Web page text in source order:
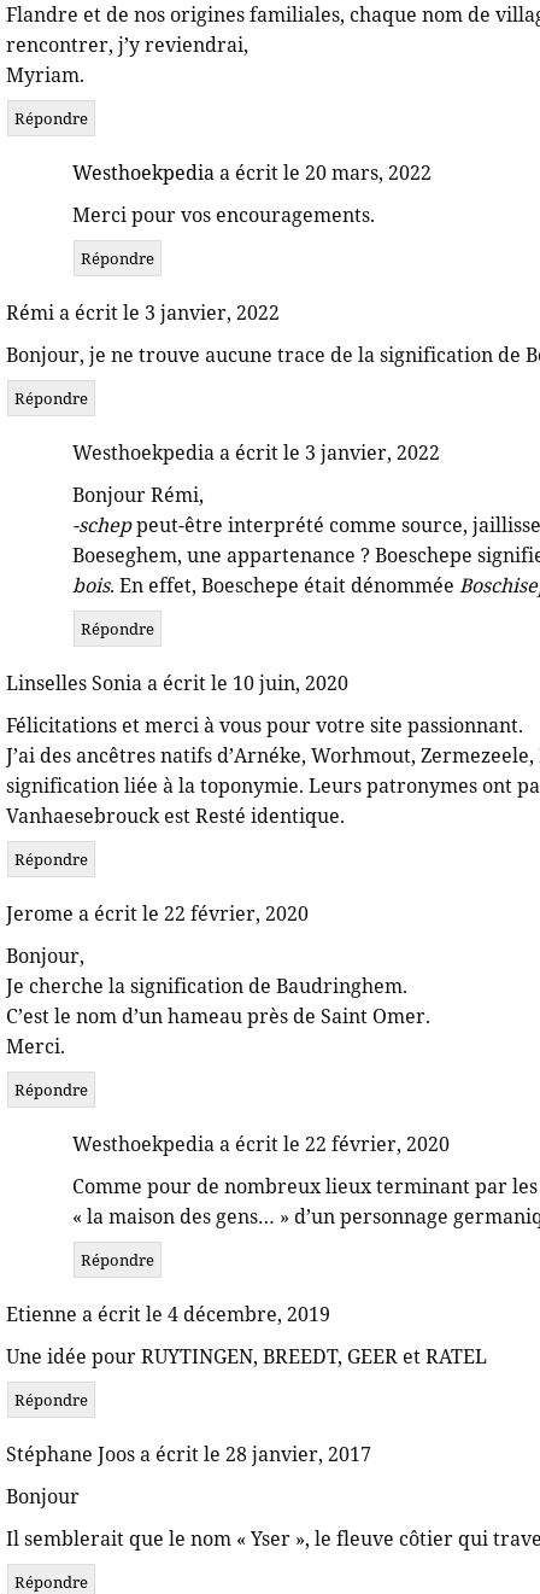
Flandre et de nos origines familiales, chaque nom de
rencontrer, j’y reviendrai,
Myriam.
Répondre
Westhoekpediaa écrit le 20 mars, 2022
Merci pour vos encouragements.
Répondre
Rémi a écrit le 3 janvier, 2022
Bonjour, je ne trouve aucune trace de la signification de
Répondre
Westhoekpedia a écrit le 3 janvier, 2022
Bonjour Rémi,
-scheppeut-être interprété comme source,
Boeseghem, une appartenance ? Boeschepe
bois. En effet, Boeschepe était dénommée
Répondre
Linselles Sonia a écrit le 10 juin, 2020
Félicitations et merci à vous pour votre site passionnant.
J’ai des ancêtres natifs d’Arnéke, Worhmout,
signification liée à la toponymie. Leurs patronymes ont
Vanhaesebrouck est Resté identique.
Répondre
Jerome a écrit le 22 février, 2020
Bonjour,
Je cherche la signification de Baudringhem.
C’est le nom d’un hameau près de Saint Omer.
Merci.
Répondre
Westhoekpedia a écrit le 22 février, 2020
Comme pour de nombreux lieux terminant par
« la maison des gens… » d’un personnage
Répondre
Etienne a écrit le 4 décembre, 2019
Une idée pour RUYTINGEN, BREEDT, GEER et RATEL
Répondre
Stéphane Joos a écrit le 28 janvier, 2017
Bonjour
Il semblerait que le nom « Yser », le fleuve côtier qui
Répondre